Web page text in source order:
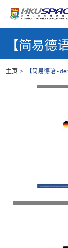
content【简易德
主页 【简易德语 -